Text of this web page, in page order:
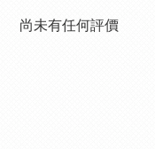
尚未有任何評價